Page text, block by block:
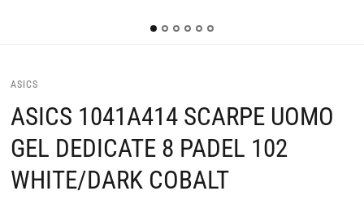
ASICS
ASICS 1041A414 SCARPE UOMO
GEL DEDICATE 8 PADEL 102
WHITE/DARK COBALT